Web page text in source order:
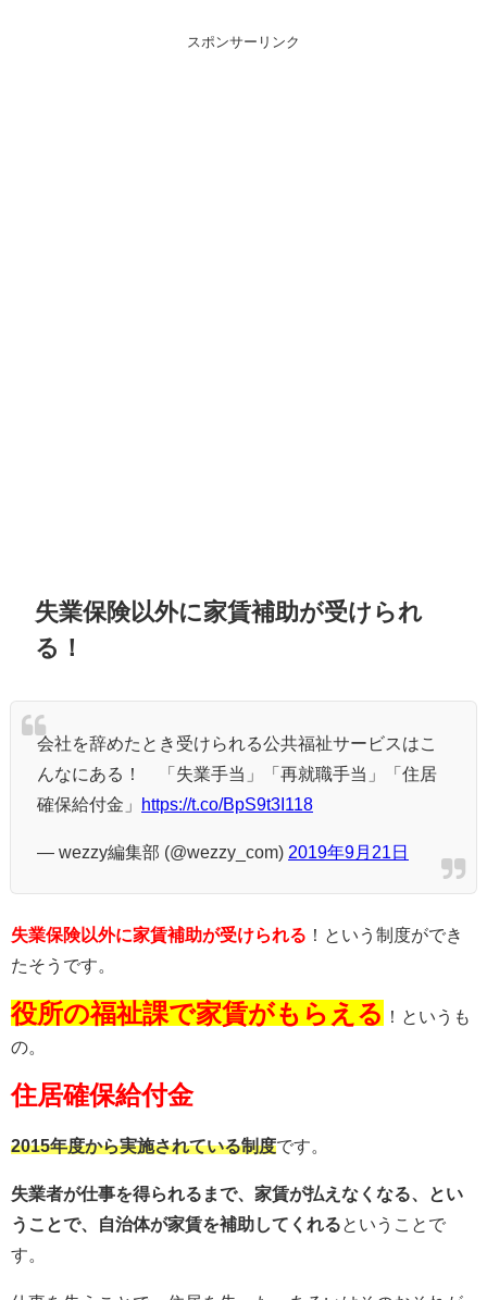
スポンサーリンク
失業保険以外に家賃補助が受けられ
る！
会社を辞めたとき受けられる公共福祉サービスはこ
んなにある！ 「失業手当」「再就職手当」「住居
確保給付金」
https://t.co/BpS9t3I118
— wezzy編集部 (@wezzy_com) 2019年9月21日
失業保険以外に家賃補助が受けられる ！という制度ができ
たそうです。
役所の福祉課で家賃がもらえる
！というも
の。
住居確保給付金
2015年度から実施されている制度です。
失業者が仕事を得られるまで、家賃が払えなくなる、とい
うことで、自治体が家賃を補助してくれる ということで
す。